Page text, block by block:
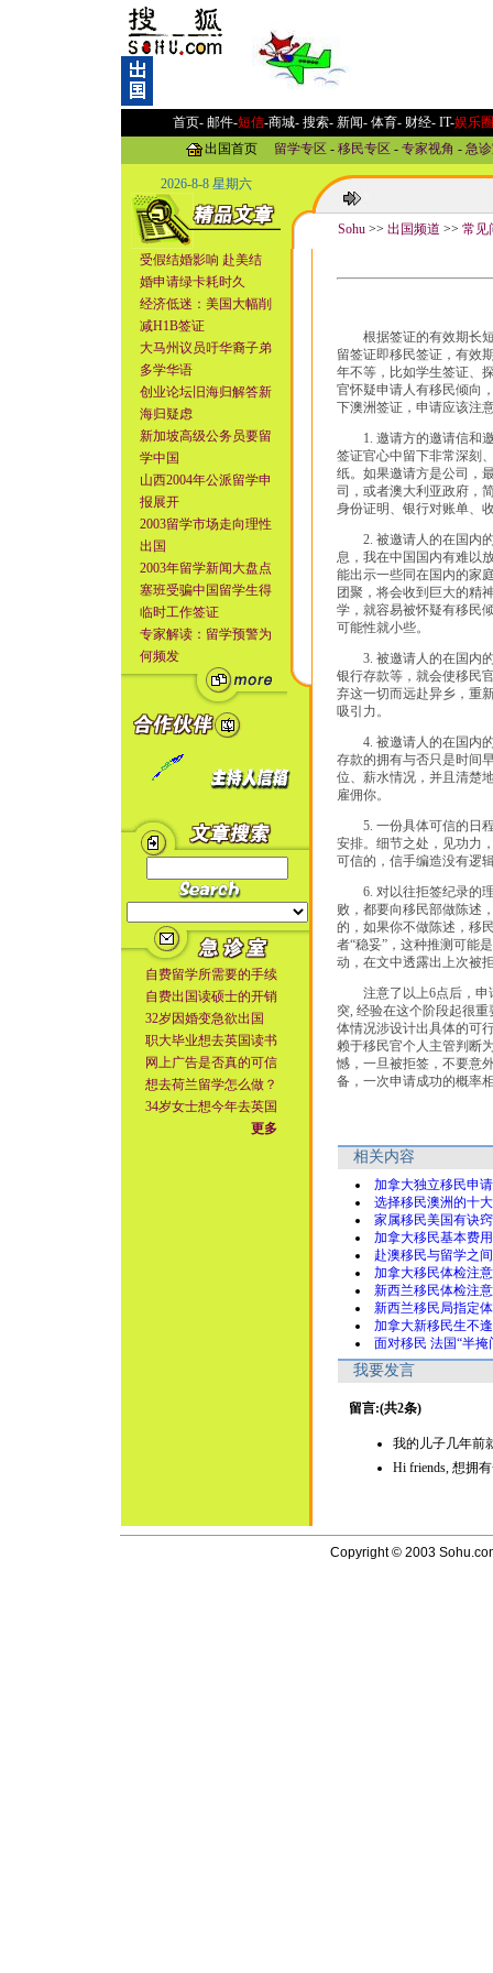
首页- 邮件-短信-商城- 搜索-新闻- 体育-财经- IT-娱乐圈
出国首页
留学专区- 移民专区- 专家视角 - 急
2026-8-8 星期六
受假结婚影响 赴美结
婚申请绿卡耗时久
经济低迷：美国大幅削
减H1B签证
大马州议员吁华裔子弟
多学华语
创业论坛旧海归解答新
海归疑虑
新加坡高级公务员要留
学中国
山西2004年公派留学申
报展开
2003留学市场走向理性
出国
2003年留学新闻大盘点
塞班受骗中国留学生得
临时工作签证
专家解读：留学预警为
何频发
自费留学所需要的手续
自费出国读硕士的开销
32岁因婚变急欲出国
职大毕业想去英国读书
网上广告是否真的可信
想去荷兰留学怎么做？
34岁女士想今年去英国
更多
Sohu >> 出国频道 >> 常见
根据签证的有效期长短
留签证即移民签证，有效
年不等，比如学生签证、
官怀疑申请人有移民倾向
下澳洲签证，申请应该注
1. 邀请方的邀请信和邀
签证官心中留下非常深刻
纸。如果邀请方是公司，
司，或者澳大利亚政府，
身份证明、银行对账单、
2. 被邀请人的在国内的
息，我在中国国内有难以
能出示一些同在国内的家
团聚，将会收到巨大的精
学，就容易被怀疑有移民
可能性就小些。
3. 被邀请人的在国内的
银行存款等，就会使移民
弃这一切而远赴异乡，重
吸引力。
4. 被邀请人的在国内的
存款的拥有与否只是时间
位、薪水情况，并且清楚
雇佣你。
5. 一份具体可信的日程
安排。细节之处，见功力
可信的，信手编造没有逻
6. 对以往拒签纪录的理
败，都要向移民部做陈述
的，如果你不做陈述，移
者“稳妥”，这种推测可能
动，在文中透露出上次被
注意了以上6点后，申
突, 经验在这个阶段起很
体情况涉设计出具体的可
赖于移民官个人主管判断
憾，一旦被拒签，不要意
备，一次申请成功的概率
相关内容
加拿大独立移民申
选择移民澳洲的十
家属移民美国有诀窍
加拿大移民基本费用
赴澳移民与留学之
加拿大移民体检注
新西兰移民体检注
新西兰移民局指定
加拿大新移民生不
面对移民 法国“半掩
我要发言
留言:(共2条)
我的儿子几年前
Hi friends, 想拥
Copyright © 2003